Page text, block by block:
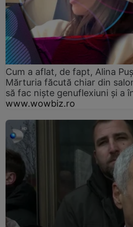
Cum a aflat, de fapt, Alina
Mărturia făcută chiar din
să fac niște genuflexiuni și a
www.wowbiz.ro